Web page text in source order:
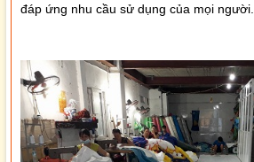
đáp ứng nhu cầu sử dụng của mọi người.